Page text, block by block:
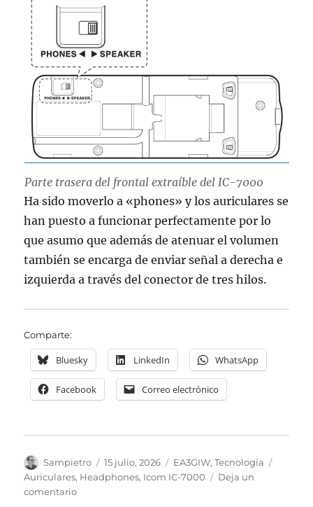
Parte trasera del frontal extraíble del IC-7000
Ha sido moverlo a «phones» y los auriculares se
han puesto a funcionar perfectamente por lo
que asumo que además de atenuar el volumen
también se encarga de enviar señal a derecha e
izquierda a través del conector de tres hilos.
Comparte:
Bluesky LinkedIn WhatsApp
Facebook Correo electrónico
Autor
Sampietro
Publicado
el
15 julio, 2026 Categorías
EA3GIW,Tecnología
Auriculares, Headphones, Icom IC-7000
Deja un
comentarioen